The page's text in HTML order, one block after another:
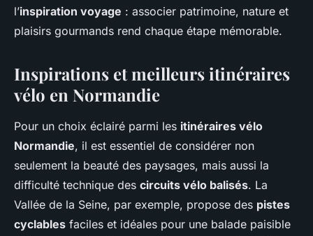
l’inspiration voyage : associer patrimoine, nature et
plaisirs gourmands rend chaque étape mémorable.
Inspirations et meilleurs itinéraires
vélo en Normandie
Pour un choix éclairé parmi les itinéraires vélo
Normandie, il est essentiel de considérer non
seulement la beauté des paysages, mais aussi la
difficulté technique des circuits vélo balisés. La
Vallée de la Seine, par exemple, propose des pistes
cyclables faciles et idéales pour une balade paisible